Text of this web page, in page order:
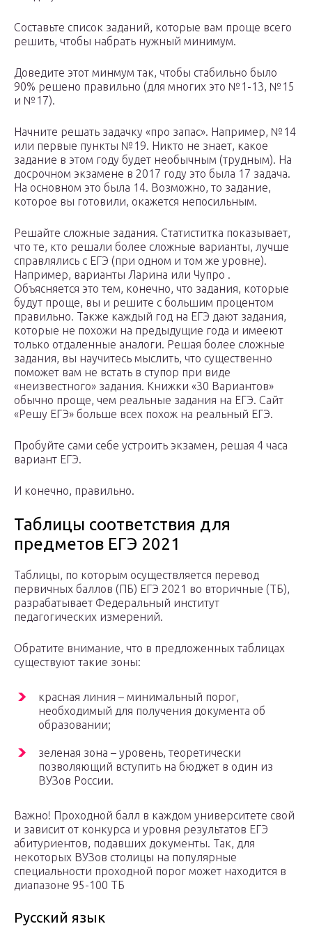
Составьте список заданий, которые вам проще всего
решить, чтобы набрать нужный минимум.
Доведите этот минмум так, чтобы стабильно было
90% решено правильно (для многих это №1-13, №15
и №17).
Начните решать задачку «про запас». Например, №14
или первые пункты №19. Никто не знает, какое
задание в этом году будет необычным (трудным). На
досрочном экзамене в 2017 году это была 17 задача.
На основном это была 14. Возможно, то задание,
которое вы готовили, окажется непосильным.
Решайте сложные задания. Статиститка показывает,
что те, кто решали более сложные варианты, лучше
справлялись с ЕГЭ (при одном и том же уровне).
Например, варианты Ларина или Чупро .
Объясняется это тем, конечно, что задания, которые
будут проще, вы и решите с большим процентом
правильно. Также каждый год на ЕГЭ дают задания,
которые не похожи на предыдущие года и имееют
только отдаленные аналоги. Решая более сложные
задания, вы научитесь мыслить, что существенно
поможет вам не встать в ступор при виде
«неизвестного» задания. Книжки «30 Вариантов»
обычно проще, чем реальные задания на ЕГЭ. Сайт
«Решу ЕГЭ» больше всех похож на реальный ЕГЭ.
Пробуйте сами себе устроить экзамен, решая 4 часа
вариант ЕГЭ.
И конечно, правильно.
Таблицы соответствия для
предметов ЕГЭ 2021
Таблицы, по которым осуществляется перевод
первичных баллов (ПБ) ЕГЭ 2021 во вторичные (ТБ),
разрабатывает Федеральный институт
педагогических измерений.
Обратите внимание, что в предложенных таблицах
существуют такие зоны:
красная линия – минимальный порог,
необходимый для получения документа об
образовании;
зеленая зона – уровень, теоретически
позволяющий вступить на бюджет в один из
ВУЗов России.
Важно! Проходной балл в каждом университете свой
и зависит от конкурса и уровня результатов ЕГЭ
абитуриентов, подавших документы. Так, для
некоторых ВУЗов столицы на популярные
специальности проходной порог может находится в
диапазоне 95-100 ТБ
Русский язык